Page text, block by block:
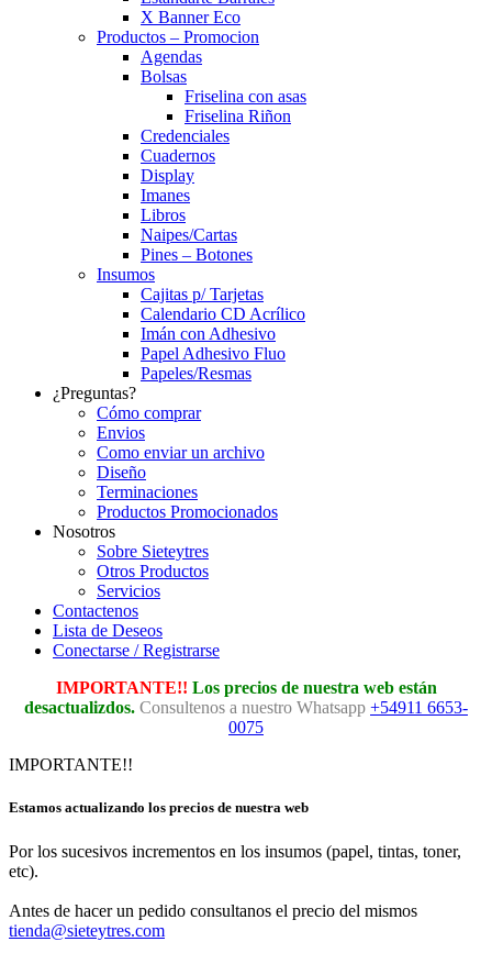
X Banner Eco
Productos – Promocion
Agendas
Bolsas
Friselina con asas
Friselina Riñon
Credenciales
Cuadernos
Display
Imanes
Libros
Naipes/Cartas
Pines – Botones
Insumos
Cajitas p/ Tarjetas
Calendario CD Acrílico
Imán con Adhesivo
Papel Adhesivo Fluo
Papeles/Resmas
¿Preguntas?
Cómo comprar
Envios
Como enviar un archivo
Diseño
Terminaciones
Productos Promocionados
Nosotros
Sobre Sieteytres
Otros Productos
Servicios
Contactenos
Lista de Deseos
Conectarse / Registrarse
IMPORTANTE!! Los precios de nuestra web están
desactualizdos. Consultenos a nuestro Whatsapp +54911 6653-
0075
IMPORTANTE!!
Estamos actualizando los precios de nuestra web
Por los sucesivos incrementos en los insumos (papel, tintas, toner,
etc).
Antes de hacer un pedido consultanos el precio del mismos
tienda@sieteytres.com